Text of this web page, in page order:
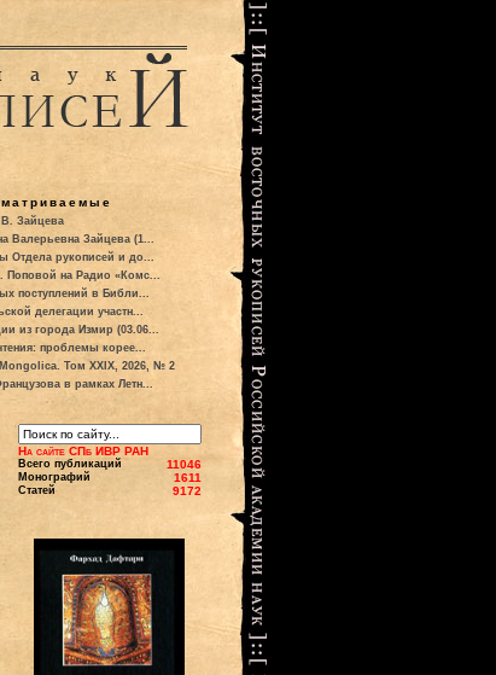
Зайцева
Валерьевна Зайцева (1...
Отдела рукописей и до...
Поповой на Радио «Комс...
поступлений в Библи...
делегации участн...
из города Измир (03.06...
проблемы корее...
Том XXIX, 2026, № 2
в рамках Летн...
На сайте СПб ИВР РАН
Всего публикаций 11046
Монографий 1611
Статей 9172